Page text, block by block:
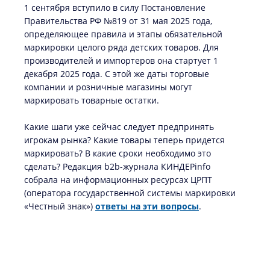
1 сентября вступило в силу Постановление
Правительства РФ №819 от 31 мая 2025 года,
определяющее правила и этапы обязательной
маркировки целого ряда детских товаров. Для
производителей и импортеров она стартует 1
декабря 2025 года. С этой же даты торговые
компании и розничные магазины могут
маркировать товарные остатки.
Какие шаги уже сейчас следует предпринять
игрокам рынка? Какие товары теперь придется
маркировать? В какие сроки необходимо это
сделать? Редакция b2b-журнала КИНДЕРinfo
собрала на информационных ресурсах ЦРПТ
(оператора государственной системы маркировки
«Честный знак») ответы на эти вопросы.